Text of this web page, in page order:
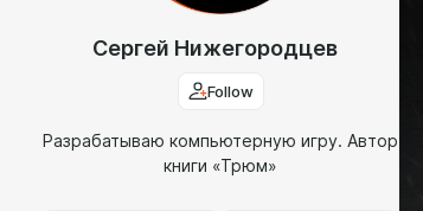
Сергей Нижегородцев
Follow
Разрабатываю компьютерную игру. Автор
книги «Трюм»